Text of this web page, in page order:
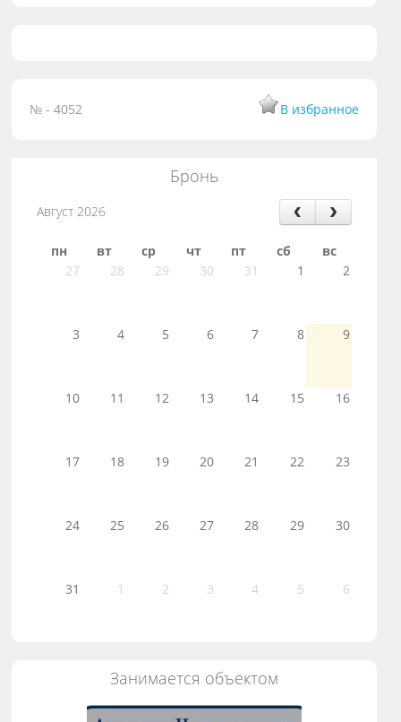
№ - 4052 В избранное
Бронь
Август 2026
пн вт ср чт пт сб
вс
27
28 29 30 31 1 2
3 4 5 6 7 8 9
10 11 12 13 14 15 16
17 18 19 20 21 22 23
24 25 26 27 28 29 30
31 1 2 3 4 5 6
Занимается объектом